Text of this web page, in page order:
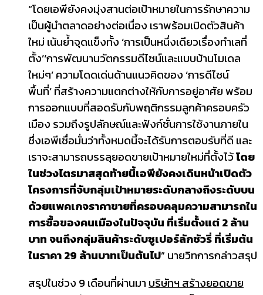
“โดยเอพียังคงมุ่งสานต่อเป้าหมายในการรักษาความ
เป็นผู้นำตลาดอย่างต่อเนื่อง เราพร้อมเปิดตัวสินค้า
ใหม่ เน้นย้ำจุดแข็งทั้ง ‘การเป็นหนึ่งเดียวเรื่องทำเลที่
ตั้ง’‘การพัฒนานวัตกรรมดีไซน์และแบบบ้านโมเดล
ใหม่ๆ’ ความโดดเด่นด้านแนวคิดของ ‘การดีไซน์
พื้นที่’ ที่สร้างความแตกต่างให้กับการอยู่อาศัย พร้อม
การออกแบบที่สอดรับกับพฤติกรรมลูกค้าครอบครัว
เมือง รวมถึงรูปลักษณ์และฟังก์ชั่นการใช้งานภายใน
ซึ่งเอพีเชื่อมั่นว่าทั้งหมดนี้จะได้รับการตอบรับที่ดี และ
เราจะสามารถบรรลุยอดขายเป้าหมายใหม่ที่ตั้งไว้โดย
ในช่วงไตรมาสสุดท้ายนี้เอพียังคงเดินหน้าเปิดตัว
โครงการที่จับกลุ่มเป้าหมายระดับกลางถึงระดับบน
ด้วยแพคเกจราคาขายที่ครอบคลุมความสามารถใน
การซื้อของคนเมืองในปัจจุบัน ที่เริ่มตั้งแต่2 ล้าน
บาท จนถึงกลุ่มสินค้าระดับซูเปอร์ลักชัวรี่ ที่เริ่มต้น
ในราคา 29 ล้านบาทเป็นต้นไป” นายวิทการกล่าวสรุป
สรุปในช่วง 9 เดือนที่ผ่านมา บริษัทฯ สร้างยอดขาย